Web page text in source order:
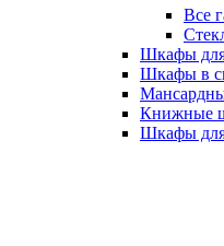
Все
Шкафы
Шкафы в
Книжные
Шкафы